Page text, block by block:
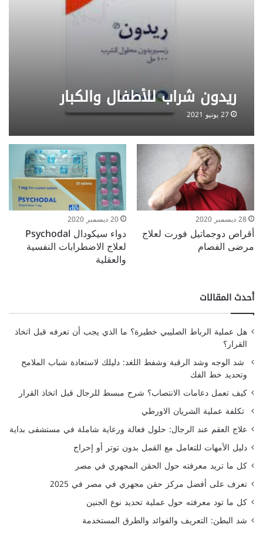
ريدون شراب للأطفال والكبار
27 يونيو 2021
28 ديسمبر 2020
أقراص دوجماتيل فورت لعلاج
مرضى الفصام
20 ديسمبر 2020
دواء سيكودال Psychodal
لعلاج الاضطرابات النفسية
والعقلية
أحدث المقالات
هل عملية الرباط الصليبي خطيرة؟ ما الذي يجب أن تعرفه قبل اتخاذ
القرار؟
شد الوجه وشد الرقبة وشفط اللغد: دليلك لاستعادة شباب الملامح
وتحديد خط الفك
كيف تعمل دعامات الانتصاب؟ شرح مبسط للرجال قبل اتخاذ القرار
تكلفة عملية الشريان الاورطي
علاج العقم عند الرجال: حلول فعالة ورعاية شاملة في مستشفى بداية
دليل الأمهات للتعامل مع القمل بدون توتر أو إحراج
كل ما تريد معرفته حول الحقن المجهري في مصر
تعرف على أفضل مركز حقن مجهري في مصر في 2025
كل ما تود معرفته حول عملية تحديد نوع الجنين
شد البطن: التعريف والفوائد والطرق المستخدمة